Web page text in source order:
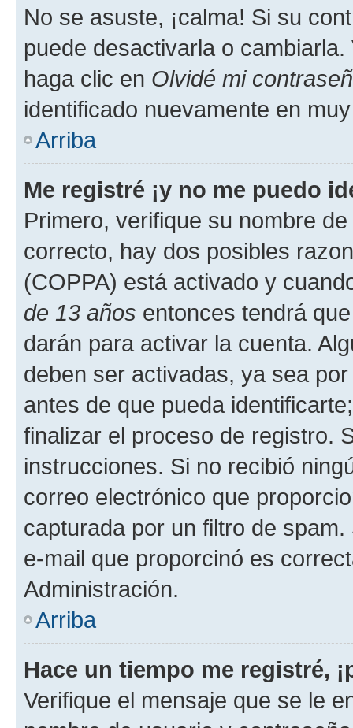
No se asuste, ¡calma! Si su
puede desactivarla o
haga clic en Olvidé mi
identificado nuevamente en
Arriba
Me registré ¡y no me puedo
Primero, verifique su nombre
correcto, hay dos posibles
(COPPA) está activado y
de 13 años entonces tendrá
darán para activar la cuenta.
deben ser activadas, ya sea
antes de que pueda
finalizar el proceso de registro.
instrucciones. Si no recibió
correo electrónico que
capturada por un filtro de
e-mail que proporcinó es
Administración.
Arriba
Hace un tiempo me registré,
Verifique el mensaje que se le